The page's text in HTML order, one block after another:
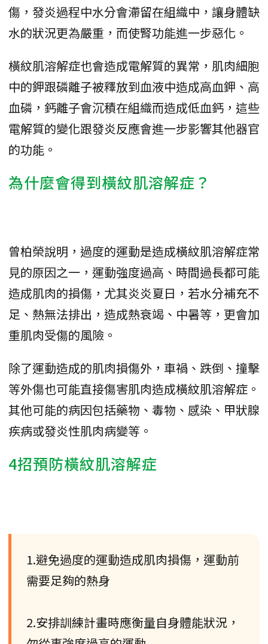
傷，發炎過程中水分會滯留在組織中，讓身體缺
水的狀況更為嚴重，而使腎功能進一步惡化。
橫紋肌溶解症也會造成電解質的異常，肌肉細胞
中的鉀跟磷離子被釋放到血液中造成高血鉀、高
血磷，鈣離子會沉積在組織而造成低血鈣，這些
電解質的變化跟發炎反應會進一步影響其他器官
的功能。
為什麼會得到橫紋肌溶解症？
曾柏榮說明，過度的運動是造成橫紋肌溶解症常
見的原因之一，運動強度過高、時間過長都可能
造成肌肉的損傷，尤其炎炎夏日，若水分補充不
足、熱無法排出，造成熱衰竭、中暑等，更會加
重肌肉受傷的風險。
除了運動造成的肌肉損傷外，車禍、跌倒、撞擊
等外傷也可能直接傷害肌肉造成橫紋肌溶解症。
其他可能的病因包括藥物、毒物、感染、甲狀腺
疾病或發炎性肌肉病變等。
4招預防橫紋肌溶解症
1.避免過度的運動造成肌肉損傷，運動前
需要足夠的熱身
2.安排訓練計畫時應衡量自身體能狀況，